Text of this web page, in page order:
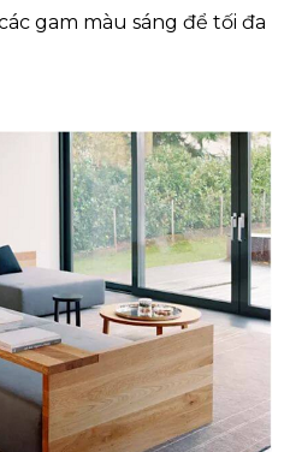
gam màu sáng để tối đa